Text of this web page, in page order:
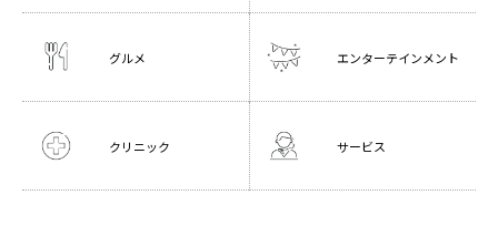
グルメ エンターテインメント
クリニック サービス